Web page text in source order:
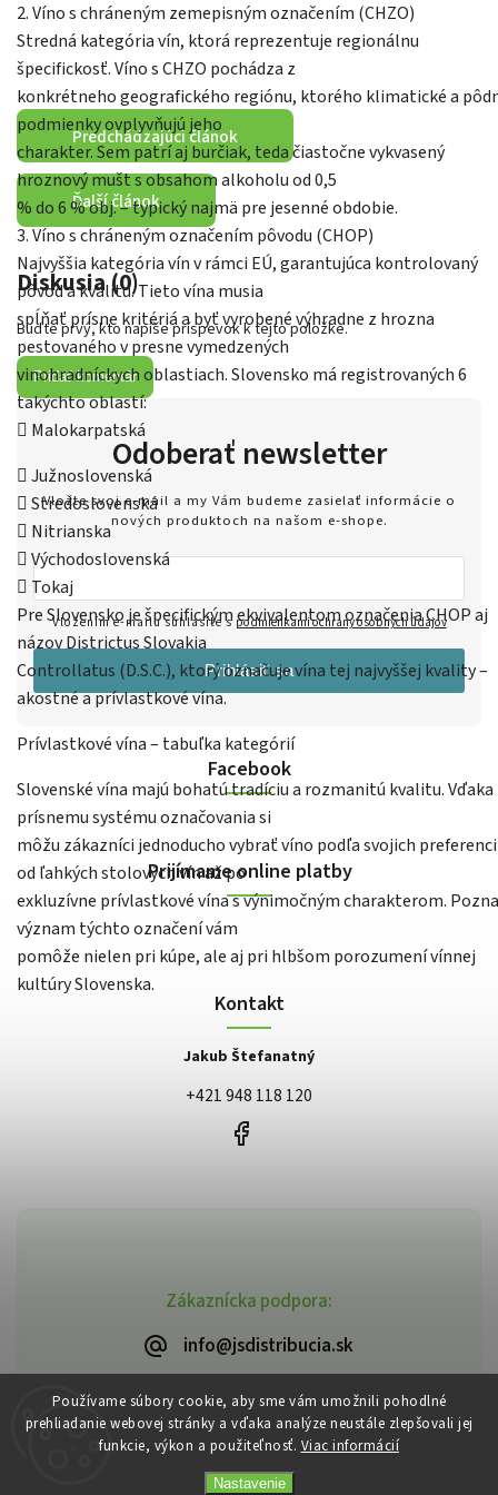
Používame súbory cookie, aby sme vám umožnili pohodlné
prehliadanie webovej stránky a vďaka analýze neustále zlepšovali jej
funkcie, výkon a použiteľnosť. Viac informácií
Nastavenie
2. Víno s chráneným zemepisným označením (CHZO)
Stredná kategória vín, ktorá reprezentuje regionálnu
špecifickosť. Víno s CHZO pochádza z
konkrétneho geografického regiónu, ktorého klimatické a
podmienky ovplyvňujú jeho
charakter. Sem patrí aj burčiak, teda čiastočne vykvasený
hroznový mušt s obsahom alkoholu od 0,5
% do 6 % obj. – typický najmä pre jesenné obdobie.
3. Víno s chráneným označením pôvodu (CHOP)
Najvyššia kategória vín v rámci EÚ, garantujúca kontrolovaný
pôvod a kvalitu. Tieto vína musia
spĺňať prísne kritériá a byť vyrobené výhradne z hrozna
pestovaného v presne vymedzených
vinohradníckych oblastiach. Slovensko má registrovaných 6
takýchto oblastí:
 Malokarpatská
 Južnoslovenská
 Stredoslovenská
 Nitrianska
 Východoslovenská
 Tokaj
Pre Slovensko je špecifickým ekvivalentom označenia CHOP aj
názov Districtus Slovakia
Controllatus (D.S.C.), ktorý označuje vína tej najvyššej kvality –
akostné a prívlastkové vína.
Prívlastkové vína – tabuľka kategórií
Slovenské vína majú bohatú tradíciu a rozmanitú kvalitu. Vďaka
prísnemu systému označovania si
môžu zákazníci jednoducho vybrať víno podľa svojich
od ľahkých stolových vín až po
exkluzívne prívlastkové vína s výnimočným charakterom.
význam týchto označení vám
pomôže nielen pri kúpe, ale aj pri hlbšom porozumení vínnej
kultúry Slovenska.
Predchádzajúci článok
Ďalší článok
Diskusia (0)
Buďte prvý, kto napíše príspevok k tejto položke.
Pridať komentár
Zákaznícka podpora:
info@jsdistribucia.sk
Facebook
Prijímame online platby
Kontakt
Jakub Štefanatný
+421 948 118 120
Odoberať newsletter
Vložte svoj e-mail a my Vám budeme zasielať informácie o
nových produktoch na našom e-shope.
Vložením e-mailu súhlasíte s podmienkami ochrany osobných údajov
Prihlásiť sa
Copyright 2026 J.Š. Distribúcia. Všetky práva vyhradené.
VytvořilShoptet| Design